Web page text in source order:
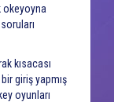
kısacası
giriş yapmış
oyunları